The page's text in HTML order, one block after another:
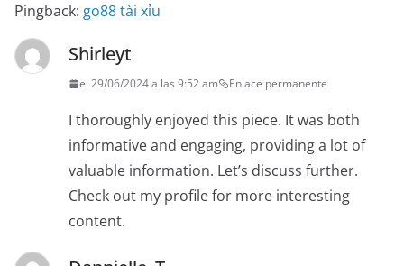
Pingback: go88 tài xỉu
Shirleyt
el 29/06/2024 a las 9:52 am Enlace permanente
I thoroughly enjoyed this piece. It was both
informative and engaging, providing a lot of
valuable information. Let’s discuss further.
Check out my profile for more interesting
content.